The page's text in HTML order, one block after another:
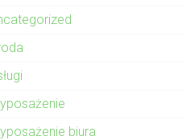
biura